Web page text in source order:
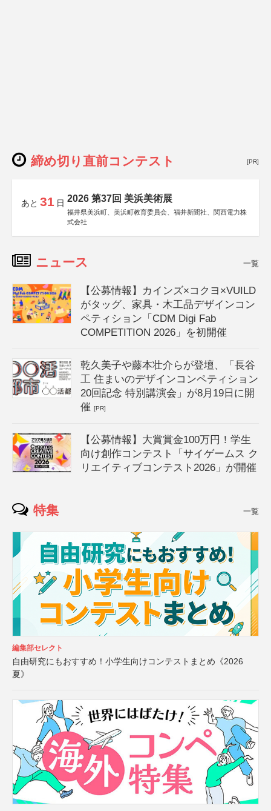
締め切り直前コンテスト [PR]
あと 31 日 2026 第37回 美浜美術展
福井県美浜町、美浜町教育委員会、福井新聞社、関西電力株
式会社
ニュース 一覧
【公募情報】カインズ×コクヨ×VUILD
がタッグ、家具・木工品デザインコン
ペティション「CDM Digi Fab
COMPETITION 2026」を初開催
乾久美子や藤本壮介らが登壇、「長谷
工 住まいのデザインコンペティション
20回記念 特別講演会」が8月19日に開
催[PR]
【公募情報】大賞賞金100万円！学生
向け創作コンテスト「サイゲームス ク
リエイティブコンテスト2026」が開催
特集 一覧
編集部セレクト
自由研究にもおすすめ！小学生向けコンテストまとめ《2026
夏》